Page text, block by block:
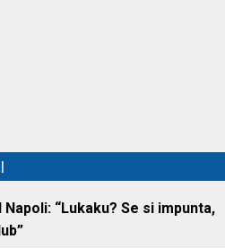
“Lukaku? Se si impunta,